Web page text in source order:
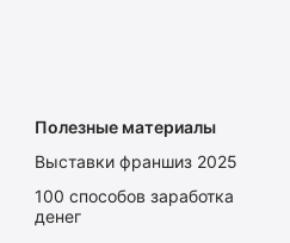
Полезные материалы
Выставки франшиз 2025
100 способов заработка
денег